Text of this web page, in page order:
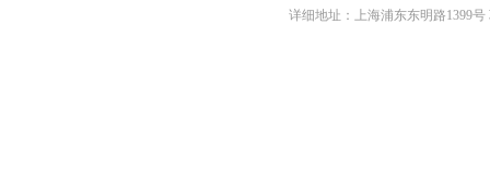
详细地址：上海浦东东明路1399号